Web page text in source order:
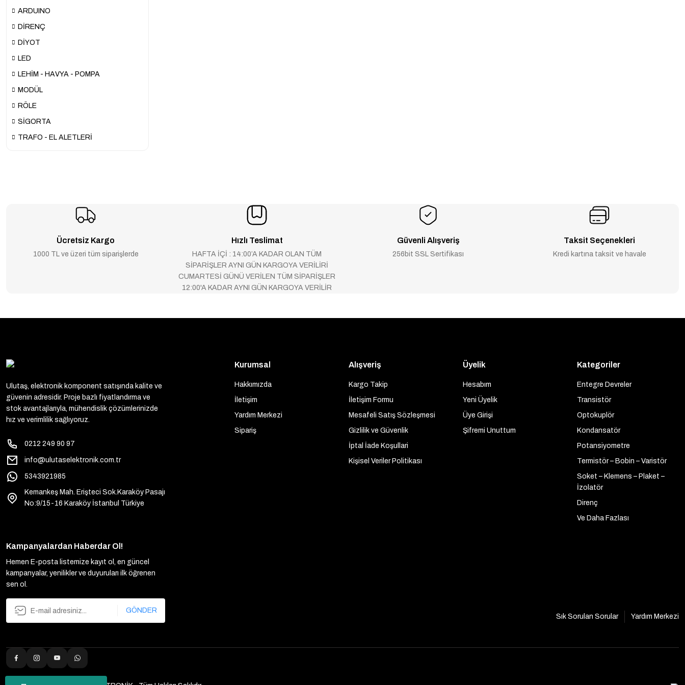
ARDUINO
DİRENÇ
DİYOT
LED
LEHİM - HAVYA - POMPA
MODÜL
RÖLE
SİGORTA
TRAFO - EL ALETLERİ
Ücretsiz Kargo
1000 TL ve üzeri tüm siparişlerde
Hızlı Teslimat
HAFTA İÇİ : 14:00’A KADAR OLAN TÜM
SİPARİŞLER AYNI GÜN KARGOYA VERİLİRİ
CUMARTESİ GÜNÜ VERİLEN TÜM SİPARİŞLER
12:00'A KADAR AYNI GÜN KARGOYA VERİLİR
Güvenli Alışveriş
256bit SSL Sertifikası
Taksit Seçenekleri
Kredi kartına taksit ve havale
Ulutaş, elektronik komponent satışında kalite ve
güvenin adresidir. Proje bazlı fiyatlandırma ve
stok avantajlarıyla, mühendislik çözümlerinizde
hız ve verimlilik sağlıyoruz.
0212 249 90 97
info@ulutaselektronik.com.tr
5343921985
Kemankeş Mah. Erişteci Sok.Karaköy Pasajı
No:9/15-16 Karaköy İstanbul Türkiye
Kurumsal
Hakkımızda
İletişim
Yardım Merkezi
Sipariş
Alışveriş
Kargo Takip
İletişim Formu
Mesafeli Satış Sözleşmesi
Gizlilik ve Güvenlik
İptal İade Koşullari
Kişisel Veriler Politikası
Üyelik
Hesabım
Yeni Üyelik
Üye Girişi
Şifremi Unuttum
Kategoriler
Entegre Devreler
Transistör
Optokuplör
Kondansatör
Potansiyometre
Termistör – Bobin – Varistör
Soket – Klemens – Plaket –
İzolatör
Direnç
Ve Daha Fazlası
Kampanyalardan Haberdar Ol!
Hemen E-posta listemize kayıt ol, en güncel
kampanyalar, yenilikler ve duyuruları ilk öğrenen
sen ol.
GÖNDER
Sık Sorulan Sorular
Yardım Merkezi